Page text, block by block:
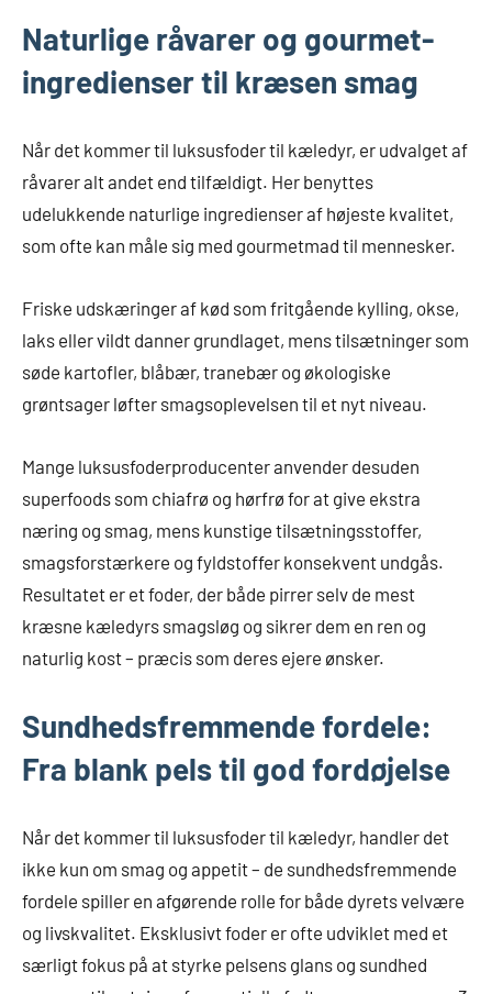
Naturlige råvarer og gourmet-
ingredienser til kræsen smag
Når det kommer til luksusfoder til kæledyr, er udvalget af
råvarer alt andet end tilfældigt. Her benyttes
udelukkende naturlige ingredienser af højeste kvalitet,
som ofte kan måle sig med gourmetmad til mennesker.
Friske udskæringer af kød som fritgående kylling, okse,
laks eller vildt danner grundlaget, mens tilsætninger som
søde kartofler, blåbær, tranebær og økologiske
grøntsager løfter smagsoplevelsen til et nyt niveau.
Mange luksusfoderproducenter anvender desuden
superfoods som chiafrø og hørfrø for at give ekstra
næring og smag, mens kunstige tilsætningsstoffer,
smagsforstærkere og fyldstoffer konsekvent undgås.
Resultatet er et foder, der både pirrer selv de mest
kræsne kæledyrs smagsløg og sikrer dem en ren og
naturlig kost – præcis som deres ejere ønsker.
Sundhedsfremmende fordele:
Fra blank pels til god fordøjelse
Når det kommer til luksusfoder til kæledyr, handler det
ikke kun om smag og appetit – de sundhedsfremmende
fordele spiller en afgørende rolle for både dyrets velvære
og livskvalitet. Eksklusivt foder er ofte udviklet med et
særligt fokus på at styrke pelsens glans og sundhed